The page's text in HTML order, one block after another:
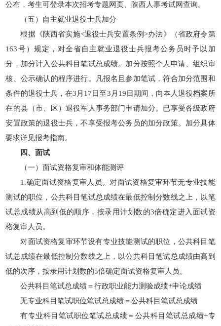
公布，考生可登录本次招考专题网页、陕西人事考试网查询。
（五）自主就业退役士兵加分
根据《陕西省实施<退役士兵安置条例>办法》（省政府令第
163号）规定，对全省自主就业退役士兵报考公务员时予以加
分，加分计入公共科目笔试总成绩。加分按照个人申请、组织审
核、公示确认的程序进行。凡报名且参加笔试，符合加分范围和
条件的退役士兵，在3月17日至3月19日期间，向本人退役档案所
在的县（市、区）退役军人事务部门申请加分。已享受各级政府
安置政策的退役士兵，不享受报考公务员的加分政策。加分具体
要求详见报考指南。
四、面试
（一）面试资格复审和体能测评
1.确定面试资格复审人员。对面试资格复审环节无专业技能
测试的职位，公共科目笔试总成绩在最低控制分数线之上，以笔
试总成绩从高到低的顺序，按录用计划数的3倍确定进入面试资
格复审人员。
对面试资格复审环节设有专业技能测试的职位，公共科目笔
试总成绩在最低控制分数线之上，以公共科目笔试总成绩由高到
低的次序，按录用计划数的5倍确定面试资格复审人员。
公共科目笔试总成绩＝行政职业能力测验成绩+申论成绩
无专业科目笔试职位笔试总成绩＝公共科目笔试总成绩
有专业科目笔试职位笔试总成绩＝公共科目笔试总成绩+专